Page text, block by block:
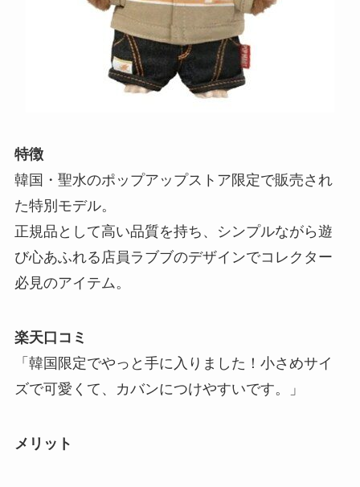
特徴
韓国・聖水のポップアップストア限定で販売され
た特別モデル。
正規品として高い品質を持ち、シンプルながら遊
び心あふれる店員ラブブのデザインでコレクター
必見のアイテム。
楽天口コミ
「韓国限定でやっと手に入りました！小さめサイ
ズで可愛くて、カバンにつけやすいです。」
メリット